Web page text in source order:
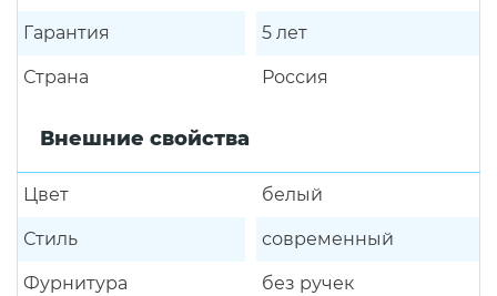
Гарантия 5 лет
Страна Россия
Внешние свойства
Цвет белый
Стиль современный
Фурнитура без ручек